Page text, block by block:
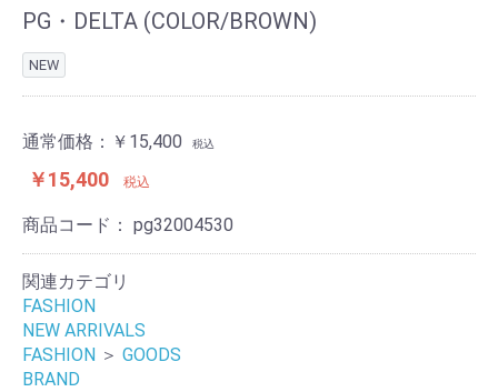
PG・DELTA (COLOR/BROWN)
NEW
通常価格： ￥15,400 税込
￥15,400 税込
商品コード： pg32004530
関連カテゴリ
FASHION
NEW ARRIVALS
FASHION ＞ GOODS
BRAND